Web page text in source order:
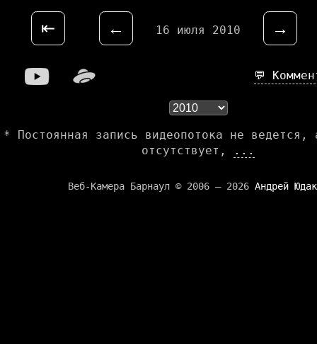
⇤ ← 16 июля 2010 →
💬
* Постоянная запись видеопотока не ведется,
отсутствует,
...
Веб-Камера Барнаул © 2006 — 2026 Андрей